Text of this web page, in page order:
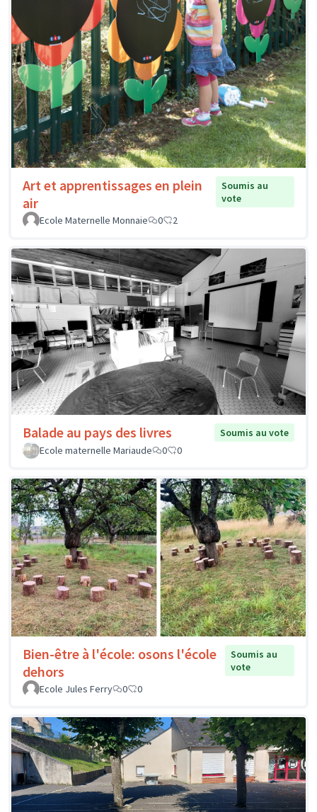
Art et apprentissages en plein
air
Soumis au
vote
Ecole Maternelle Monnaie
0 2
Balade au pays des livres
Soumis au vote
Ecole maternelle Mariaude
0 0
Bien-être à l'école: osons l'école
dehors
Soumis au
vote
Ecole Jules Ferry
0 0